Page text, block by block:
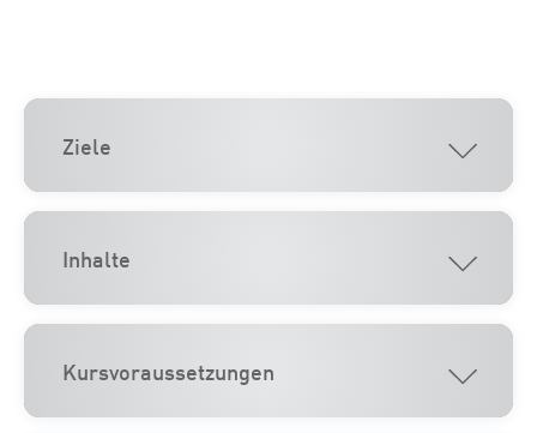
Ziele
Inhalte
Kursvoraussetzungen